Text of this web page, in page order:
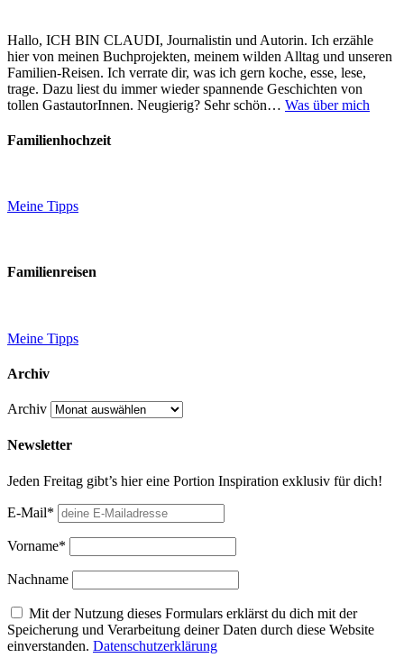
Hallo, ICH BIN CLAUDI, Journalistin und Autorin. Ich erzähle
hier von meinen Buchprojekten, meinem wilden Alltag und unseren
Familien-Reisen. Ich verrate dir, was ich gern koche, esse, lese,
trage. Dazu liest du immer wieder spannende Geschichten von
tollen GastautorInnen. Neugierig? Sehr schön… Was über mich
Familienhochzeit
Meine Tipps
Familienreisen
Meine Tipps
Archiv
Archiv
Newsletter
Jeden Freitag gibt’s hier eine Portion Inspiration exklusiv für dich!
E-Mail*
Vorname*
Nachname
Mit der Nutzung dieses Formulars erklärst du dich mit der
Speicherung und Verarbeitung deiner Daten durch diese Website
einverstanden. Datenschutzerklärung